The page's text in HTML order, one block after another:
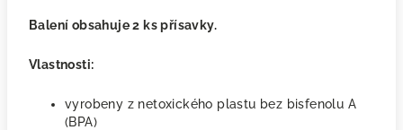
Balení obsahuje 2 ks přísavky.
Vlastnosti:
vyrobeny z netoxického plastu bez bisfenolu A
(BPA)